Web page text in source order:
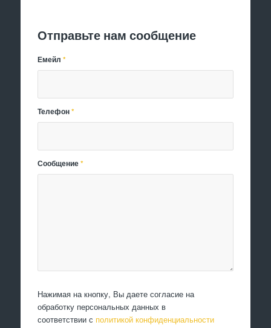
Отправьте нам сообщение
Емейл*
Телефон*
Сообщение*
Нажимая на кнопку, Вы даете согласие на
обработку персональных данных в
соответствии с политикой конфиденциальности